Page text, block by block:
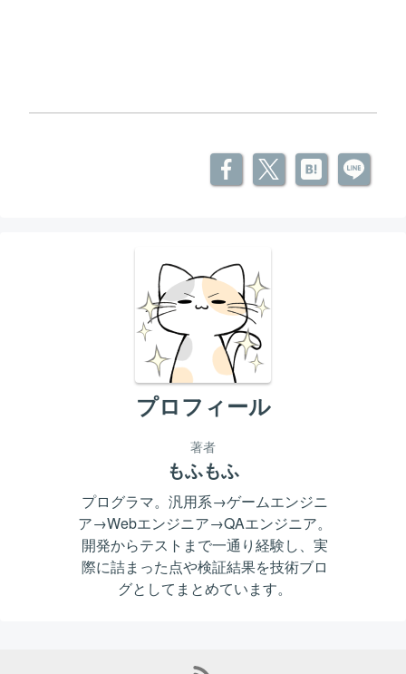
プロフィール
著者
もふもふ
プログラマ。汎用系→ゲームエンジニ
ア→Webエンジニア→QAエンジニア。
開発からテストまで一通り経験し、実
際に詰まった点や検証結果を技術ブロ
グとしてまとめています。